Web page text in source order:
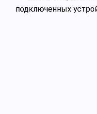
подключенных